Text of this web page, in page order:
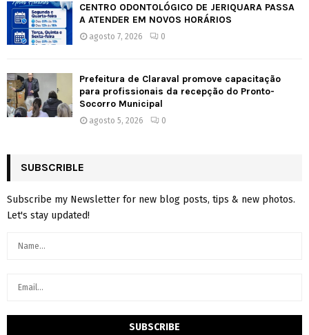
CENTRO ODONTOLÓGICO DE JERIQUARA PASSA
A ATENDER EM NOVOS HORÁRIOS
agosto 7, 2026 0
Prefeitura de Claraval promove capacitação
para profissionais da recepção do Pronto-
Socorro Municipal
agosto 5, 2026 0
SUBSCRIBLE
Subscribe my Newsletter for new blog posts, tips & new photos.
Let's stay updated!